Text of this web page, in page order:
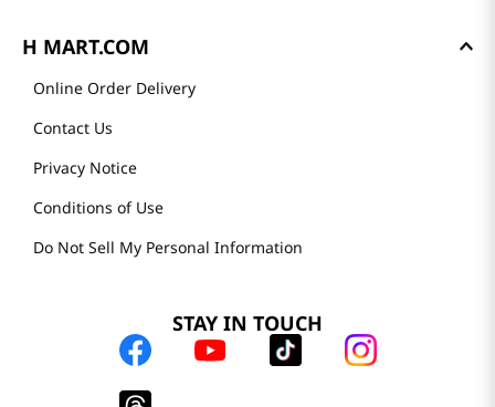
H MART.COM
Online Order Delivery
Contact Us
Privacy Notice
Conditions of Use
Do Not Sell My Personal Information
STAY IN TOUCH